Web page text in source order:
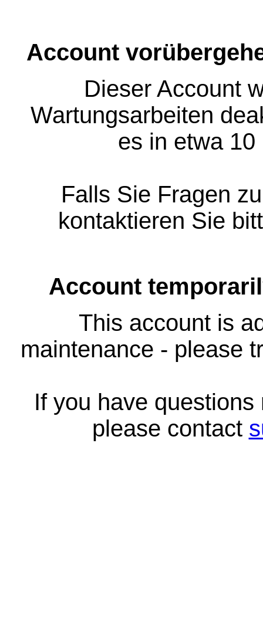
Account
Dieser Account
Wartungsarbeiten
es in etwa
Falls Sie Fragen
kontaktieren Sie
Account
This account is
maintenance - please
If you have
please contact